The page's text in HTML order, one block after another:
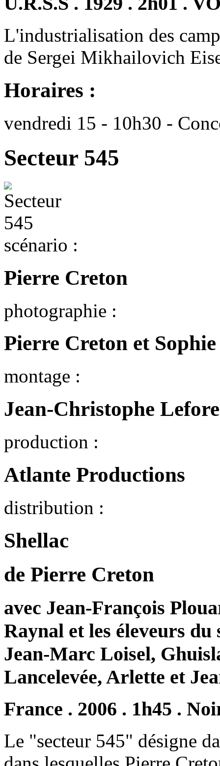
L'industrialisation des
de Sergei Mikhailovich
Horaires :
vendredi 15 - 10h30 -
Secteur 545
scénario :
Pierre Creton
photographie :
Pierre Creton et
montage :
Jean-Christophe
production :
Atlante Productions
distribution :
Shellac
de Pierre Creton
avec Jean-François
Raynal et les éleveurs du
Jean-Marc Loisel,
Lancelevée, Arlette et
France . 2006 . 1h45 .
Le "secteur 545" désigne